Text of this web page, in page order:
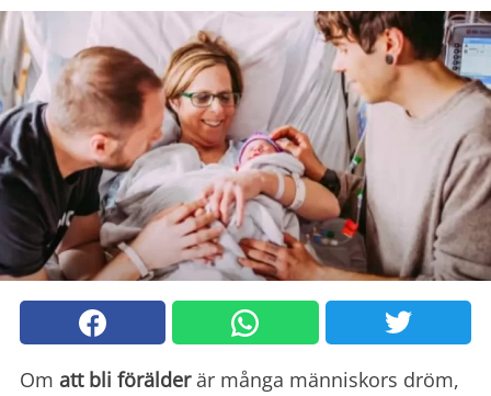
Om att bli förälderär många människors dröm,